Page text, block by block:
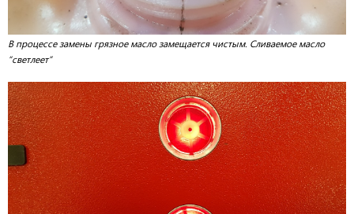
В процессе замены грязное масло замещается чистым. Сливаемое масло
“светлеет”